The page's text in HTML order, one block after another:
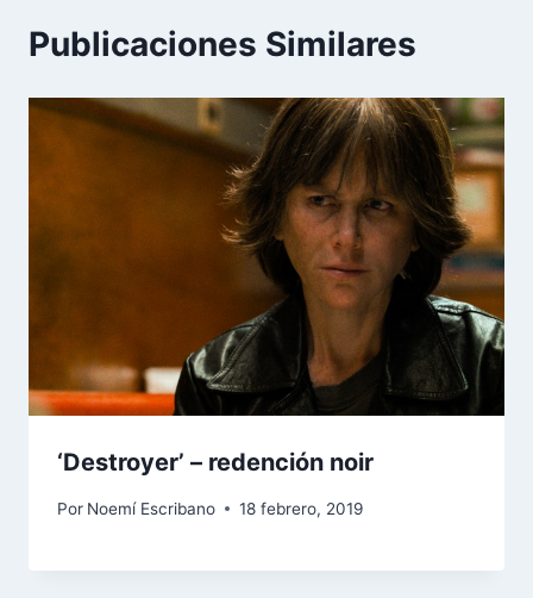
Publicaciones Similares
‘Destroyer’ – redención noir
Por Noemí Escribano 18 febrero, 2019